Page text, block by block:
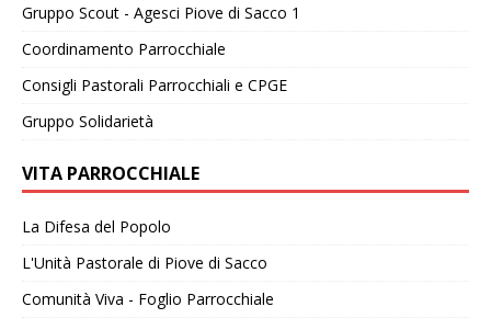
Gruppo Scout - Agesci Piove di Sacco 1
Coordinamento Parrocchiale
Consigli Pastorali Parrocchiali e CPGE
Gruppo Solidarietà
VITA PARROCCHIALE
La Difesa del Popolo
L'Unità Pastorale di Piove di Sacco
Comunità Viva - Foglio Parrocchiale